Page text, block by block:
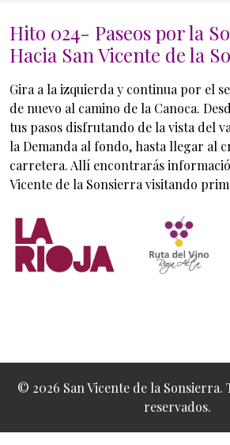
Inicio General
Hito 024- Paseos por la
Hacia San Vicente de la
Gira a la izquierda y continua por el
de nuevo al camino de la Canoca.
tus pasos disfrutando de la vista del
la Demanda al fondo, hasta llegar al
carretera. Allí encontrarás
Vicente de la Sonsierra visitando
© 2026 San Vicente de la Sonsierra.
reservados.